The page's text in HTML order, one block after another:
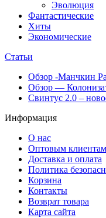
Эволюция
Фантастические
Хиты
Экономические
Статьи
Обзор -Манчкин
Обзор —
Свинтус 2.0 –
Информация
О нас
Оптовым клиентам
Доставка и оплата
Политика
Корзина
Контакты
Возврат товара
Карта сайта